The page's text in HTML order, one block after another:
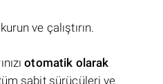
ve çalıştırın.
otomatik olarak
sabit sürücüleri ve